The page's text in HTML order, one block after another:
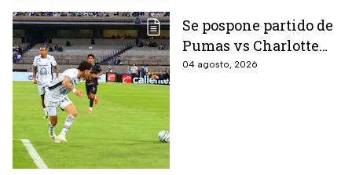
Se pospone partido de
Pumas vs Charlotte
FC en el inicio de la
04 agosto, 2026